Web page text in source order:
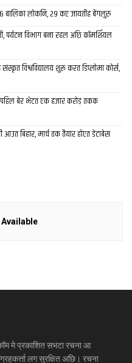
लोकनि, 29 कए जायतीह बेंगलुरु
विभाग बना रहल अछि कॉमर्शियल
विश्वविद्यालय शुरू करत डिप्लोमा कोर्स,
पहिल बेर भेटत एक हजार करोड़ तकक
बिहार, मार्च तक तैयार होएत डेटाबेस
Available
मे प्रकाशित सभटा रचना आ
लग सुरक्षित अछि। रचना